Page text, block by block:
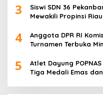
3
Siswi SDN 36
Mewakili Propinsi
4
Anggota DPR RI
Turnamen Terbuka
5
Atlet Dayung
Tiga Medali Emas